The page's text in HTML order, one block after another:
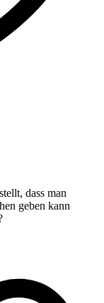
dass man
geben kann